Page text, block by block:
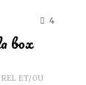
4
box
ET/OU